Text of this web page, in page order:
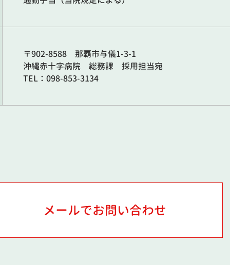
〒902-8588 那覇市与儀1-3-1
沖縄赤十字病院 総務課 採用担当宛
TEL：098-853-3134
メールでお問い合わせ